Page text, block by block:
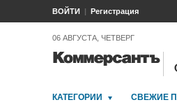
ВОЙТИ Регистрация
06 АВГУСТА, ЧЕТВЕРГ
КАТЕГОРИИ СВЕЖИЕ